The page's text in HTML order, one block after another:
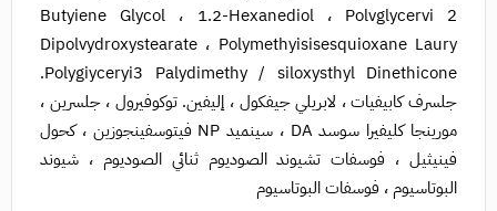
Butyiene Glycol ، 1.2-Hexanediol ، Polvglycervi 2
Dipolvydroxystearate ، Polymethyisisesquioxane Laury
Polygiyceryi3 Palydimethy / siloxysthyl Dinethicone.
جلسرف كابيفيات ، لابريلي جيفكول ، إليفين. توكوفيرول ، جلسرين ،
مورينجا كليفيرا سوسد DA ، سينميد NP فيتوسفينجوزين ، كحول
فينيثيل ، فوسفات تشيوند الصوديوم ثنائي الصوديوم ، شيوند
البوتاسيوم ، فوسفات البوتاسيوم